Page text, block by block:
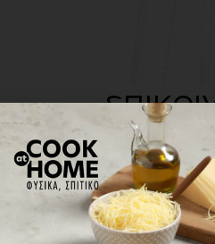
πού βρίσκω
ΓΙΑ ΤΑ